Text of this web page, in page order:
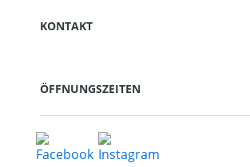
KONTAKT
ÖFFNUNGSZEITEN